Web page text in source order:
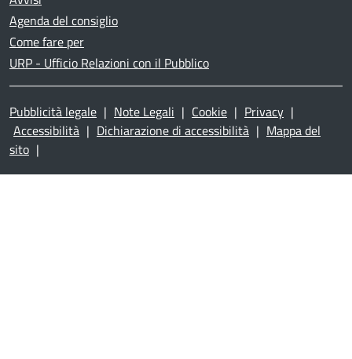
Agenda del consiglio
Come fare per
URP - Ufficio Relazioni con il Pubblico
Pubblicità legale | Note Legali | Cookie | Privacy |
Accessibilità | Dichiarazione di accessibilità | Mappa del
sito |